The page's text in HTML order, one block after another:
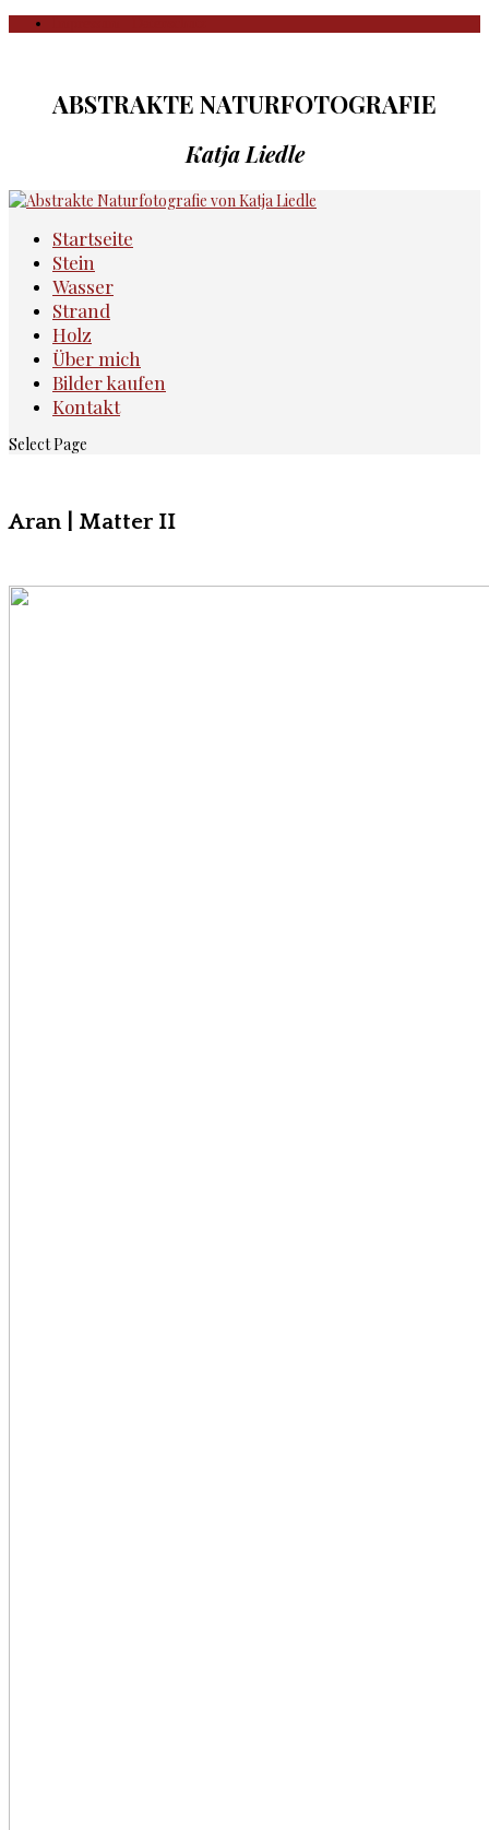
ABSTRAKTE NATURFOTOGRAFIE
Katja Liedle
Startseite
Stein
Wasser
Strand
Holz
Über mich
Bilder kaufen
Kontakt
Select Page
Aran | Matter II